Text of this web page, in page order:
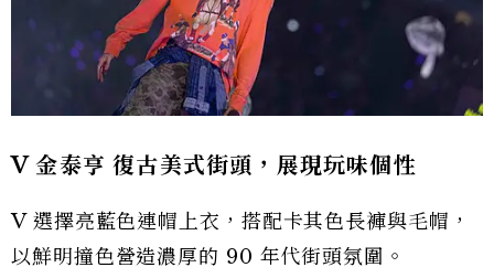
V 金泰亨 復古美式街頭，展現玩味個性
V 選擇亮藍色連帽上衣，搭配卡其色長褲與毛帽，
以鮮明撞色營造濃厚的 90 年代街頭氛圍。